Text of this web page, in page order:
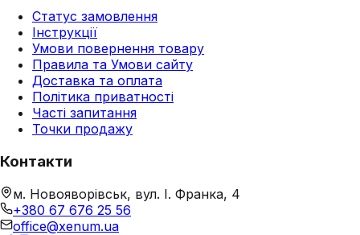
Статус замовлення
Інструкції
Умови повернення товару
Правила та Умови сайту
Доставка та оплата
Політика приватності
Часті запитання
Точки продажу
Контакти
м. Новояворівськ, вул. І. Франка, 4
+380 67 676 25 56
office@xenum.ua